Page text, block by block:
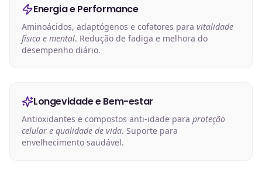
Energia e Performance
Aminoácidos, adaptógenos e cofatores para vitalidade
física e mental. Redução de fadiga e melhora do
desempenho diário.
Longevidade e Bem-estar
Antioxidantes e compostos anti-idade para proteção
celular e qualidade de vida. Suporte para
envelhecimento saudável.